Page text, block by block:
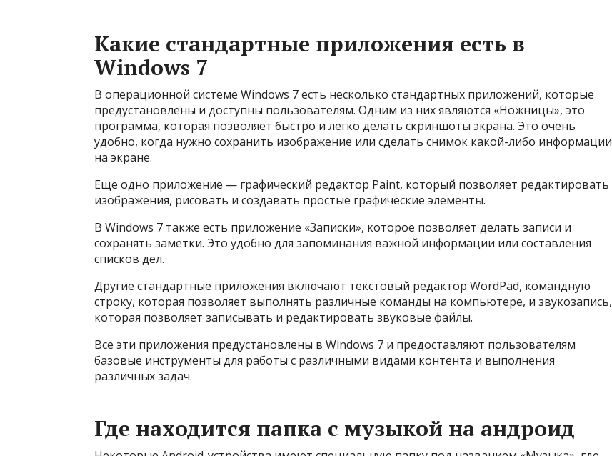
Какие стандартные приложения есть в
Windows 7
В операционной системе Windows 7 есть несколько стандартных приложений, которые
предустановлены и доступны пользователям. Одним из них являются «Ножницы», это
программа, которая позволяет быстро и легко делать скриншоты экрана. Это очень
удобно, когда нужно сохранить изображение или сделать снимок какой-либо информации
на экране.
Еще одно приложение — графический редактор Paint, который позволяет редактировать
изображения, рисовать и создавать простые графические элементы.
В Windows 7 также есть приложение «Записки», которое позволяет делать записи и
сохранять заметки. Это удобно для запоминания важной информации или составления
списков дел.
Другие стандартные приложения включают текстовый редактор WordPad, командную
строку, которая позволяет выполнять различные команды на компьютере, и звукозапись,
которая позволяет записывать и редактировать звуковые файлы.
Все эти приложения предустановлены в Windows 7 и предоставляют пользователям
базовые инструменты для работы с различными видами контента и выполнения
различных задач.
Где находится папка с музыкой на андроид